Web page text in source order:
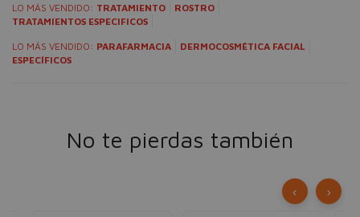
LO MÁS VENDIDO: TRATAMIENTO
ROSTRO
TRATAMIENTOS ESPECIFICOS
LO MÁS VENDIDO: PARAFARMACIA
DERMOCOSMÉTICA FACIAL
ESPECÍFICOS
No te pierdas también
‹ ›